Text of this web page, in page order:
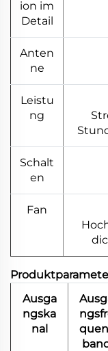
ion im
Detail
Anten
ne
Leistu
ng
Schalt
en
Fan
Ausga
ngska
nal